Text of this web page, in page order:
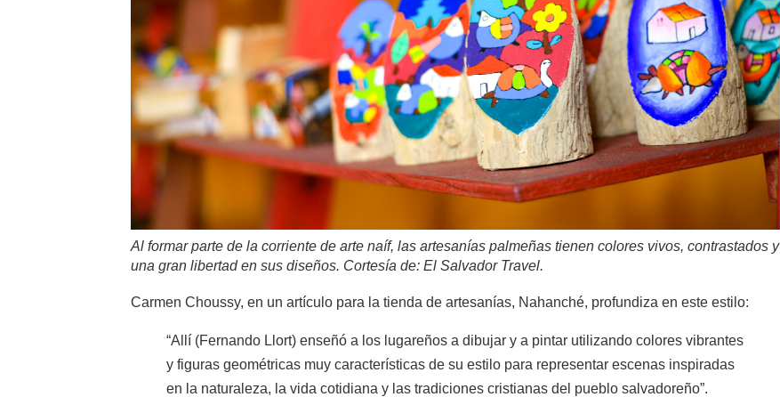
Al formar parte de la corriente de arte naíf, las artesanías palmeñas tienen colores vivos, contrastados y
una gran libertad en sus diseños. Cortesía de: El Salvador Travel.
Carmen Choussy, en un artículo para la tienda de artesanías, Nahanché, profundiza en este estilo:
“Allí (Fernando Llort) enseñó a los lugareños a dibujar y a pintar utilizando colores vibrantes
y figuras geométricas muy características de su estilo para representar escenas inspiradas
en la naturaleza, la vida cotidiana y las tradiciones cristianas del pueblo salvadoreño”.